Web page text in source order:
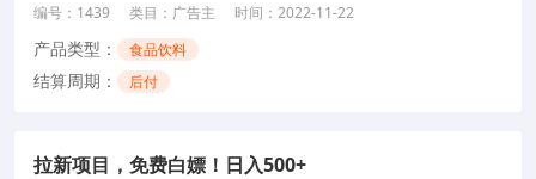
编号： 1439 类目： 广告主 时间： 2022-11-22
产品类型： 食品饮料
结算周期： 后付
拉新项目，免费白嫖！日入500+